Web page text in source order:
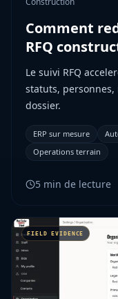
Comment
RFQ
Le suivi RFQ
statuts,
dossier.
ERP sur mesure
Operations terrain
5 min de lecture